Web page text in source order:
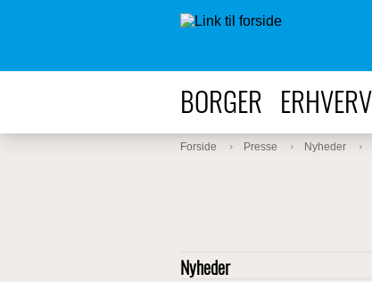
BORGER ERHVERV
Forside Presse Nyheder
Nyheder